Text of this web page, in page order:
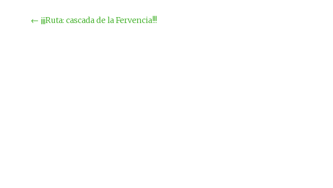
Navegación
← ¡¡¡Ruta: cascada de la Fervencia!!!